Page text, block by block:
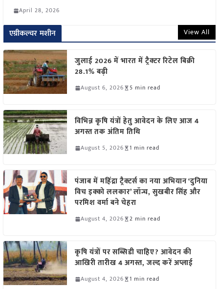
April 28, 2026
एग्रीकल्चर मशीन View All
जुलाई 2026 में भारत में ट्रैक्टर रिटेल बिक्री
28.1% बढ़ी
August 6, 2026 5 min read
विभिन्न कृषि यंत्रों हेतु आवेदन के लिए आज 4
अगस्त तक अंतिम तिथि
August 5, 2026 1 min read
पंजाब में महिंद्रा ट्रैक्टर्स का नया अभियान ‘दुनिया
विच इक्को ललकार’ लॉन्च, सुखबीर सिंह और
परमिश वर्मा बने चेहरा
August 4, 2026 2 min read
कृषि यंत्रों पर सब्सिडी चाहिए? आवेदन की
आखिरी तारीख 4 अगस्त, जल्द करें अप्लाई
August 4, 2026 1 min read